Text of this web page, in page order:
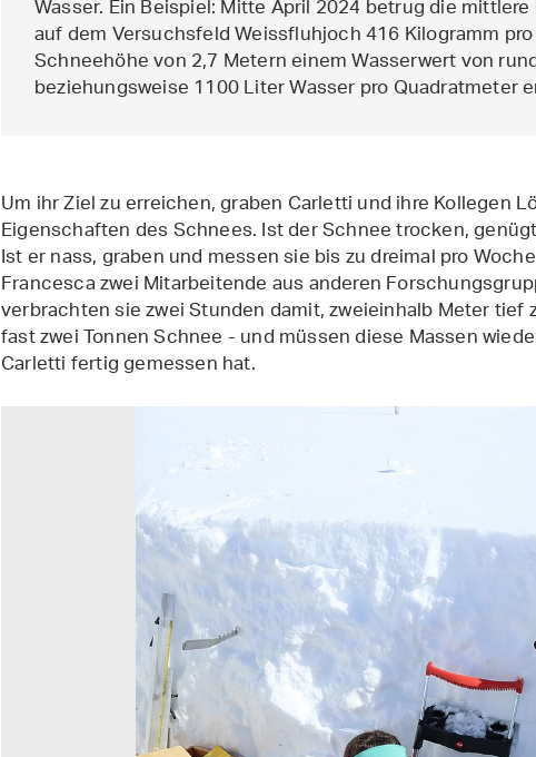
Wasser. Ein Beispiel: Mitte April 2024 betrug die
auf dem Versuchsfeld Weissfluhjoch 416 Kilogramm
Schneehöhe von 2,7 Metern einem Wasserwert von
beziehungsweise 1100 Liter Wasser pro Quadratmeter
Um ihr Ziel zu erreichen, graben Carletti und ihre Kollegen
Eigenschaften des Schnees. Ist der Schnee trocken,
Ist er nass, graben und messen sie bis zu dreimal pro
Francesca zwei Mitarbeitende aus anderen
verbrachten sie zwei Stunden damit, zweieinhalb Meter tief
fast zwei Tonnen Schnee - und müssen diese Massen
Carletti fertig gemessen hat.